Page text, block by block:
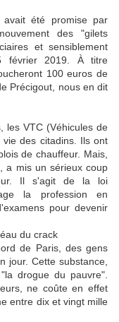
été promise par
des "gilets
et sensiblement
février 2019. À titre
100 euros de
Précigout, nous en dit
les VTC (Véhicules de
des citadins. Ils ont
de chauffeur. Mais,
a mis un sérieux coup
Il s'agit de la loi
la profession en
pour devenir
du crack
de Paris, des gens
jour. Cette substance,
drogue du pauvre".
ne coûte en effet
entre dix et vingt mille